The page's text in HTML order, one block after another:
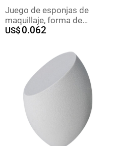
Juego de esponjas de
maquillaje, forma de
calabaza, aptas para
US$ 0.062